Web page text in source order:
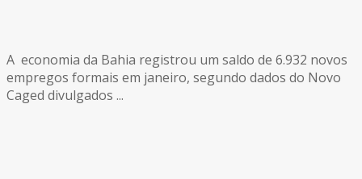
A economia da Bahia registrou um saldo de 6.932 novos
empregos formais em janeiro, segundo dados do Novo
Caged divulgados ...